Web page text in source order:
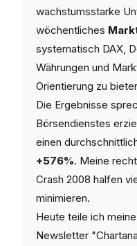
wachstumsstarke
wöchentliches
systematisch DAX,
Währungen und
Orientierung zu
Die Ergebnisse
Börsendienstes
einen
+576%. Meine
Crash 2008 halfen
minimieren.
Heute teile ich
Newsletter